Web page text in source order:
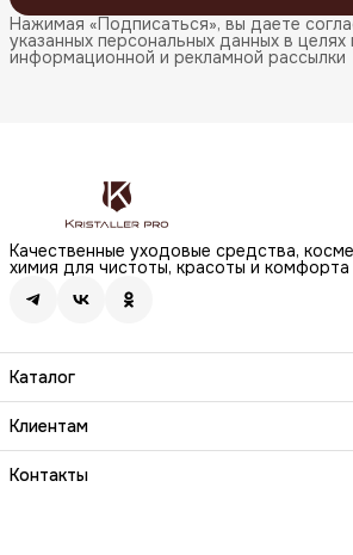
Нажимая «Подписаться», вы даете
указанных персональных данных в целях
информационной и рекламной рассылки
Качественные уходовые средства,
химия для чистоты, красоты и
Каталог
Бренды
Волосы
Макияж
Клиентам
О компании
Реквизиты
Контакты